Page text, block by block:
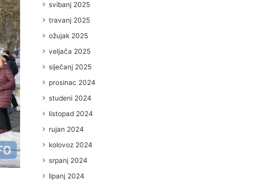
svibanj 2025
travanj 2025
ožujak 2025
veljača 2025
siječanj 2025
prosinac 2024
studeni 2024
listopad 2024
rujan 2024
kolovoz 2024
srpanj 2024
lipanj 2024